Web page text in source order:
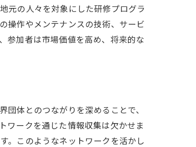
元の人々を対象にした研修プログラ
操作やメンテナンスの技術、サービ
参加者は市場価値を高め、将来的な
体とのつながりを深めることで、
ワークを通じた情報収集は欠かせま
。このようなネットワークを活かし